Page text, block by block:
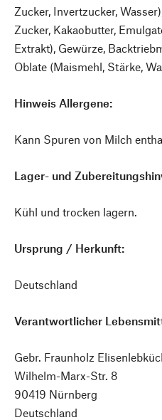
Zucker, Invertzucker,
Zucker, Kakaobutter,
Extrakt), Gewürze,
Oblate (Maismehl, Stärke,
Hinweis Allergene:
Kann Spuren von Milch
Lager- und
Kühl und trocken lagern.
Ursprung / Herkunft:
Deutschland
Verantwortlicher
Gebr. Fraunholz
Wilhelm-Marx-Str. 8
90419 Nürnberg
Deutschland